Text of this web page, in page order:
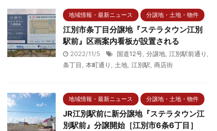
地域情報・最新ニュース 分譲地・土地・物件
江別市条丁目分譲地『ステラタウン江別
駅前』区画案内看板が設置される
2022/11/5 国道12号, 分譲地, 江別駅前通り ,
条丁目, 本町通り , 土地, 江別駅, 商店街
地域情報・最新ニュース 分譲地・土地・物件
JR江別駅前に新分譲地『ステラタウン江
別駅前』分譲開始［江別市6条6丁目］